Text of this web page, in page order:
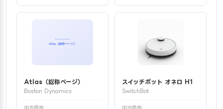
Atlas（総称ページ）
Boston Dynamics
中古価格
スイッチボット オネロ H1
SwitchBot
中古価格